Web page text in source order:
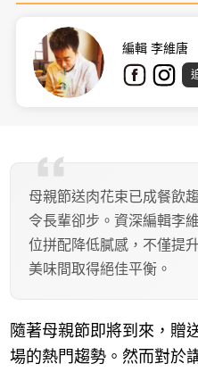
編輯 李維唐
母親節送肉花束已成餐飲
令長輩卻步。資深編輯李
位拼配降低膩感，不僅提
美味間取得絕佳平衡。
隨著母親節即將到來，贈
場的熱門趨勢。然而對於